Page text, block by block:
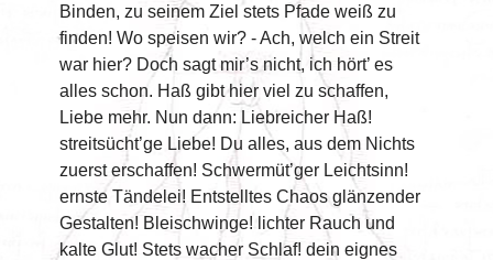
Binden, zu seinem Ziel stets Pfade weiß zu
finden! Wo speisen wir? - Ach, welch ein Streit
war hier? Doch sagt mir’s nicht, ich hört’ es
alles schon. Haß gibt hier viel zu schaffen,
Liebe mehr. Nun dann: Liebreicher Haß!
streitsücht’ge Liebe! Du alles, aus dem Nichts
zuerst erschaffen! Schwermüt’ger Leichtsinn!
ernste Tändelei! Entstelltes Chaos glänzender
Gestalten! Bleischwinge! lichter Rauch und
kalte Glut! Stets wacher Schlaf! dein eignes